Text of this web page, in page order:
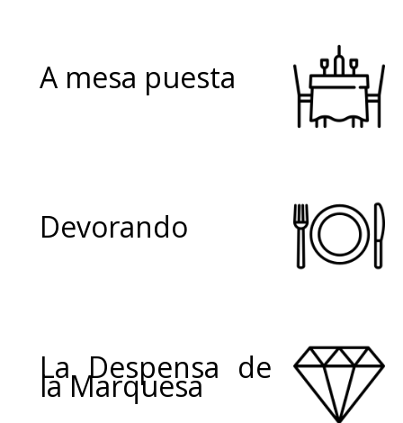
A mesa puesta
Devorando
La Despensa de
la Marquesa